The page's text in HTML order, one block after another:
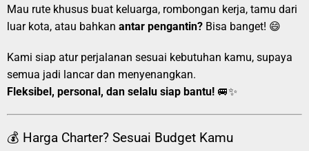
Mau rute khusus buat keluarga, rombongan kerja, tamu dari
luar kota, atau bahkan antar pengantin? Bisa banget! 😄
Kami siap atur perjalanan sesuai kebutuhan kamu, supaya
semua jadi lancar dan menyenangkan.
Fleksibel, personal, dan selalu siap bantu! 🚐✨
💰 Harga Charter? Sesuai Budget Kamu